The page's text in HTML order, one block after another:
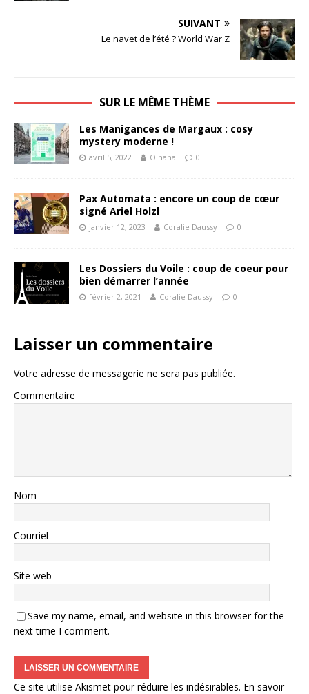
SUIVANT
Le navet de l’été ? World War Z
SUR LE MÊME THÈME
Les Manigances de Margaux : cosy
mystery moderne !
avril 5, 2022 Oihana 0
Pax Automata : encore un coup de cœur
signé Ariel Holzl
janvier 12, 2023 Coralie Daussy 0
Les Dossiers du Voile : coup de coeur pour
bien démarrer l’année
février 2, 2021 Coralie Daussy 0
Laisser un commentaire
Votre adresse de messagerie ne sera pas publiée.
Commentaire
Nom
Courriel
Site web
Save my name, email, and website in this browser for the
next time I comment.
Ce site utilise Akismet pour réduire les indésirables. En savoir